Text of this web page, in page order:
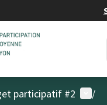
participatif #2 Menu
/